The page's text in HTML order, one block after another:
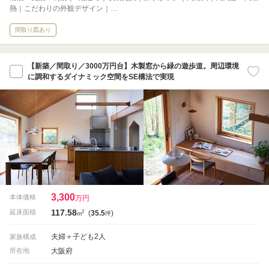
熱｜こだわりの外観デザイン｜…
間取り図あり
【新築／間取り／3000万円台】木製窓から緑の遊歩道。周辺環境
に調和するダイナミック空間をSE構法で実現
本体価格 3,300万円
延床面積 117.58m2 (35.5坪)
家族構成 夫婦＋子ども2人
所在地 大阪府